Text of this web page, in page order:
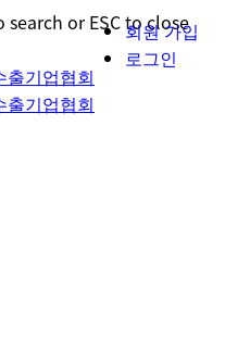
or ESC to close
회원 가입
로그인
Close
Menu